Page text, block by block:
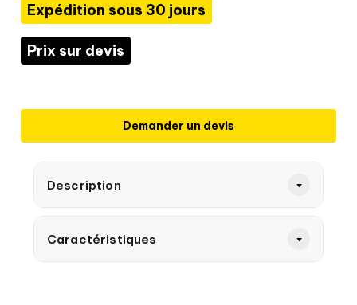
Expédition sous 30 jours
Prix sur devis
Demander un devis
Description
Caractéristiques